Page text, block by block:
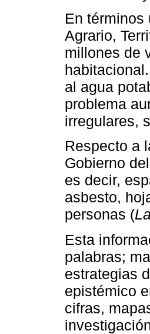
En términos
Agrario,
millones de
al agua
problema
irregulares,
Respecto a
Gobierno
es decir,
asbesto,
personas (
Esta
palabras;
estrategias
epistémico
cifras,